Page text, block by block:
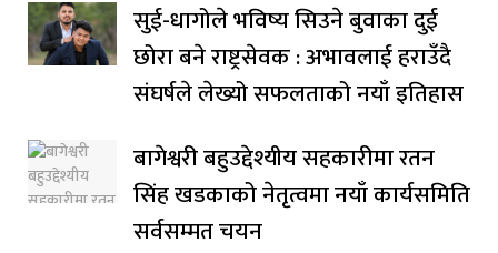
सुई-धागोले भविष्य सिउने बुवाका दुई
छोरा बने राष्ट्रसेवक : अभावलाई हराउँदै
संघर्षले लेख्यो सफलताको नयाँ इतिहास
बागेश्वरी बहुउद्देश्यीय सहकारीमा रतन
सिंह खडकाको नेतृत्वमा नयाँ कार्यसमिति
सर्वसम्मत चयन